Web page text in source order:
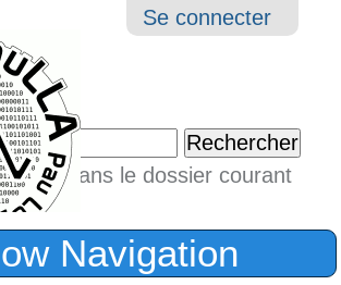
Outils
Se connecter
par
dans le dossier courant
Navigation